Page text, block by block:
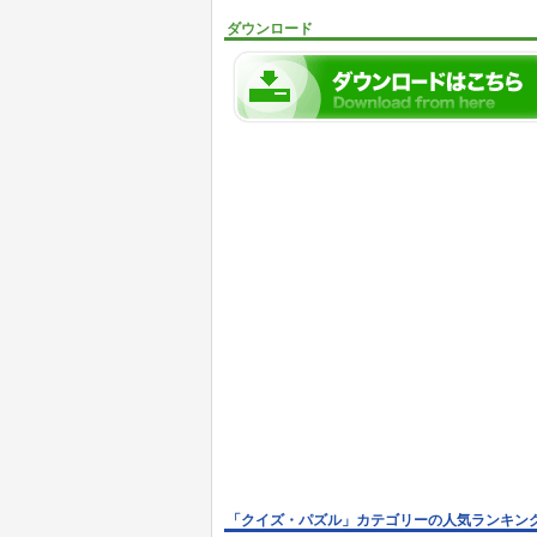
ダウンロード
「クイズ・パズル」カテゴリーの人気ランキン